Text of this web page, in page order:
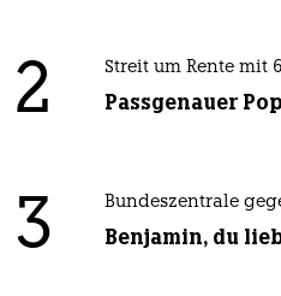
2 Streit um Rente mit
Passgenauer
3 Bundeszentrale
Benjamin, du